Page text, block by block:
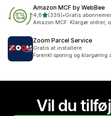
Amazon MCF by WebBee
4,8ud af 5 stjerner
(339)
339 anmeldelser i alt
•Gratis
Amazon MCF: Klargør ordrer,
Zoom Parcel Service
Gratis at installere
Forenkl sporing og
Vil du